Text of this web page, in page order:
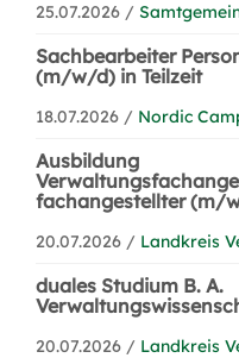
25.07.2026 /
Sachbearbeiter
(m/w/d) in Teilzeit
18.07.2026 / Nordic
Ausbildung
fachangestellter (m/
20.07.2026 / Landkreis
duales Studium B. A.
20.07.2026 / Landkreis